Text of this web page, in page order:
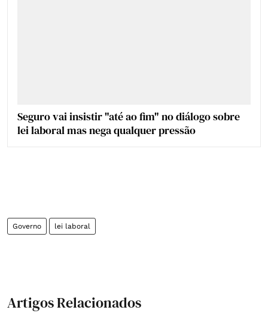
Seguro vai insistir "até ao fim" no diálogo sobre
lei laboral mas nega qualquer pressão
Governo lei laboral
Artigos Relacionados